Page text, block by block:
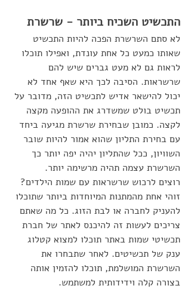
התכשיט השכיח ביותר - שרשרת
לא סתם השרשרת הפכה להיות התכשיט
שאותו כמעט כל אחת עונדת, ואפילו תוכלו
לראות גם לא מעט גברים שיש להם
שרשראות. הסיבה לכך היא שאף אחד לא
יכול להישאר אדיש לתכשיט הזה, מדובר על
תכשיט בולט שמשדרג את ההופעה מקצה
לקצה. כמובן שבחירת שרשרת מגיעה ביחד
עם בחירת התליון שהוא אמור להיות שובר
השוויון, ככל שהתליון יהיה יפה יותר כך
השרשרת עצמה תהיה מרשימה יותר.
רוצים לרכוש שרשראות עם שמות הילדים?
זוהי אחת מהמתנות המיוחדות ביותר שתוכלו
להעניק לחברה או לבת הזוג. כל מה שאתם
צריכים לעשות זה להיכנס לאתר של חברת
תכשיטי שמות באתר תוכלו למצוא קטלוג
ענק של תכשיטים. לאחר שתבחרו את
השרשרת המושלמת, תוכלו להזמין אותה
בצורה קלה וידידותית למשתמש.